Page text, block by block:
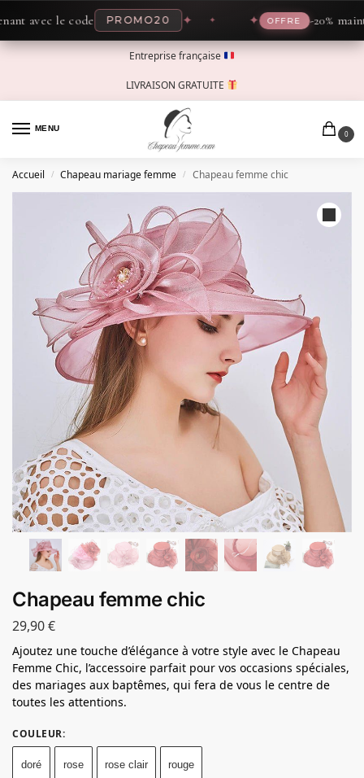
le code PROMO20 ✦ OFFRE -20%
Entreprise française
LIVRAISON GRATUITE
MENU
0
Accueil / Chapeau mariage femme / Chapeau femme chic
Chapeau femme chic
29,90€
Ajoutez une touche d’élégance à votre style avec le Chapeau
Femme Chic, l’accessoire parfait pour vos occasions spéciales,
des mariages aux baptêmes, qui fera de vous le centre de
toutes les attentions.
COULEUR:
doré rose rose clair rouge